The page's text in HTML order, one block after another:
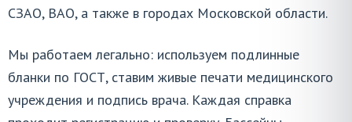
СЗАО, ВАО, а также в городах Московской области.
Мы работаем легально: используем подлинные
бланки по ГОСТ, ставим живые печати медицинского
учреждения и подпись врача. Каждая справка